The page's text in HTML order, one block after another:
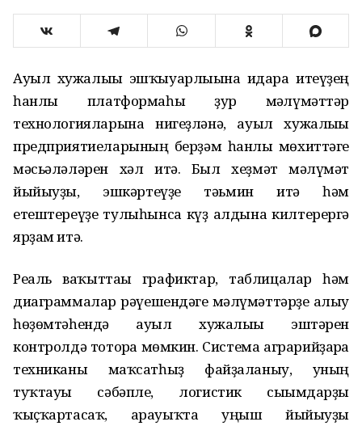
Ауыл хужалығы эшҡыуарлығына идара итеүҙең
һанлы платформаһы ҙур мәғлүмәттәр
технологияларына нигеҙләнә, ауыл хужалығы
предприятиеларының берҙәм һанлы мөхиттәге
мәсьәләләрен хәл итә. Был хеҙмәт мәғлүмәт
йыйыуҙы, эшкәртеүҙе тәьмин итә һәм
етештереүҙе тулыһынса күҙ алдына килтерергә
ярҙам итә.
Реаль ваҡыттағы графиктар, таблицалар һәм
диаграммалар рәүешендәге мәғлүмәттәрҙе алыу
һөҙөмтәһендә ауыл хужалығы эштәрен
контролдә тоторға мөмкин. Система аграрийҙарға
техниканы маҡсатһыҙ файҙаланыу, уның
туҡтауы сәбәпле, логистик сығымдарҙы
ҡыҫҡартасаҡ, арауыҡта уңыш йыйыуҙы